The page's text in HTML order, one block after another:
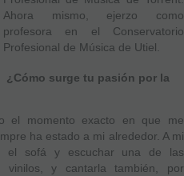
Ahora mismo, ejerzo como
profesora en el Conservatorio
Profesional de Música de Utiel.
¿Cómo surge tu pasión por la
el momento exacto en que me
ha estado a mi alrededor. A mi
el sofá y escuchar una de las
y cantarla también, por